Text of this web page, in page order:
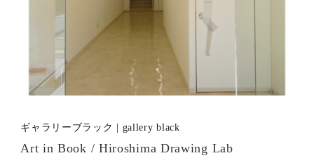
ギャラリーブラック | gallery black
Art in Book / Hiroshima Drawing Lab